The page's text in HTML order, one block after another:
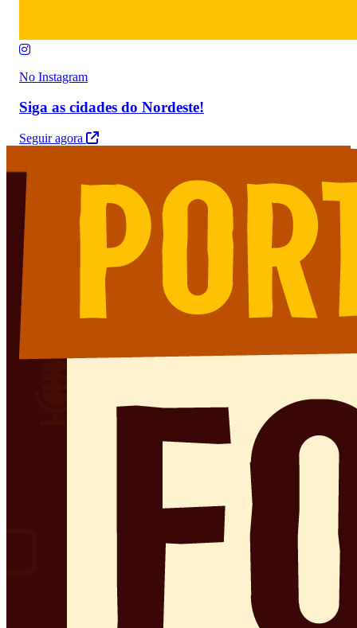
No Instagram
Siga as cidades do Nordeste!
Seguir agora